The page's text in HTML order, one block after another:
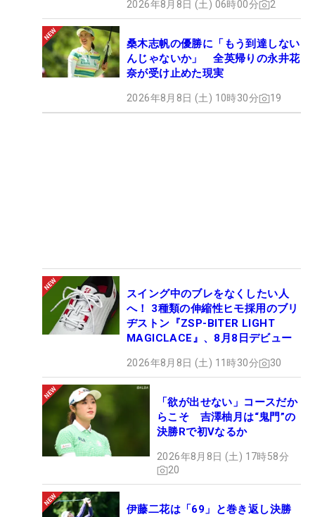
2026年8月8日 (土) 06時00分 2
桑木志帆の優勝に「もう到達しない
んじゃないか」 全英帰りの永井花
奈が受け止めた現実
2026年8月8日 (土) 10時30分 19
スイング中のブレをなくしたい人
へ！ 3種類の伸縮性ヒモ採用のブリ
ヂストン『ZSP-BITER LIGHT
MAGICLACE』、8月8日デビュー
2026年8月8日 (土) 11時30分 30
「欲が出せない」コースだか
らこそ 吉澤柚月は“鬼門”の
決勝Rで初Vなるか
2026年8月8日 (土) 17時58分
20
伊藤二花は「69」と巻き返し決勝